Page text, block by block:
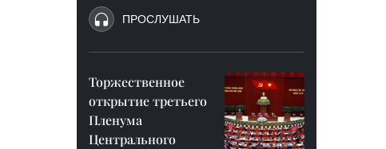
ПРОСЛУШАТЬ
Торжественное
открытие третьего
Пленума
Центрального